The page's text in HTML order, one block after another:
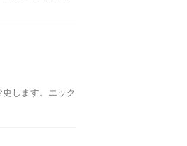
します。エック